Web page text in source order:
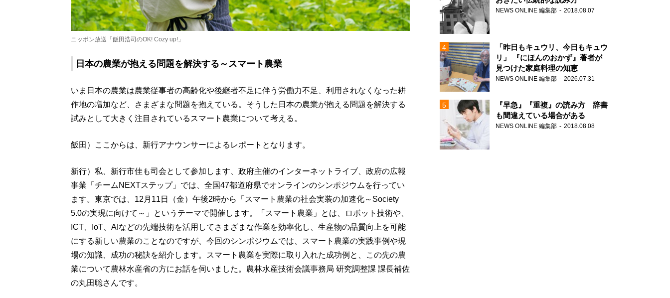
ニッポン放送「飯田浩司のOK! Cozy up!」
日本の農業が抱える問題を解決する～スマート農業
いま日本の農業は農業従事者の高齢化や後継者不足に伴う労働力不足、利用されなくなった耕
作地の増加など、さまざまな問題を抱えている。そうした日本の農業が抱える問題を解決する
試みとして大きく注目されているスマート農業について考える。
飯田）ここからは、新行アナウンサーによるレポートとなります。
新行）私、新行市佳も司会として参加します、政府主催のインターネットライブ、政府の広報
事業「チームNEXTステップ」では、全国47都道府県でオンラインのシンポジウムを行ってい
ます。東京では、12月11日（金）午後2時から「スマート農業の社会実装の加速化～Society
5.0の実現に向けて～」というテーマで開催します。「スマート農業」とは、ロボット技術や、
ICT、IoT、AIなどの先端技術を活用してさまざまな作業を効率化し、生産物の品質向上を可能
にする新しい農業のことなのですが、今回のシンポジウムでは、スマート農業の実践事例や現
場の知識、成功の秘訣を紹介します。スマート農業を実際に取り入れた成功例と、この先の農
業について農林水産省の方にお話を伺いました。農林水産技術会議事務局 研究調整課 課長補佐
の丸田聡さんです。
NEWS ONLINE 編集部 2018.08.07
「昨日もキュウリ、今日もキュウ
リ」 『にほんのおかず』著者が
見つけた家庭料理の知恵
NEWS ONLINE 編集部 2026.07.31
『早急』『重複』の読み方 辞書
も間違えている場合がある
NEWS ONLINE 編集部 2018.08.08